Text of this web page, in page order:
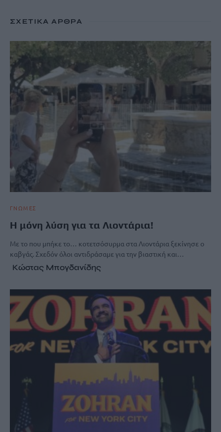
ΣΧΕΤΙΚΆ ΆΡΘΡΑ
ΓΝΩΜΕΣ
Η μόνη λύση για τα Λιοντάρια!
Με το που μπήκε το… κοτετσόσυρμα στα Λιοντάρια ξεκίνησε ο
καβγάς. Σχεδόν όλοι αντιδράσαμε για την βιαστική και…
Κώστας Μπογδανίδης